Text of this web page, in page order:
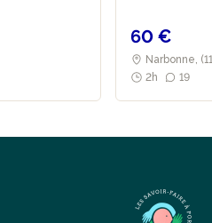
60 €
Narbonne,
2h
19